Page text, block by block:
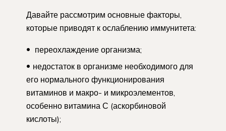
Давайте рассмотрим основные факторы,
которые приводят к ослаблению иммунитета:
переохлаждение организма;
недостаток в организме необходимого для
его нормального функционирования
витаминов и макро- и микроэлементов,
особенно витамина С (аскорбиновой
кислоты);